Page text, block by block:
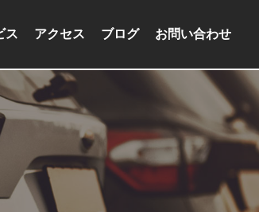
ス アクセス ブログ お問い合わせ